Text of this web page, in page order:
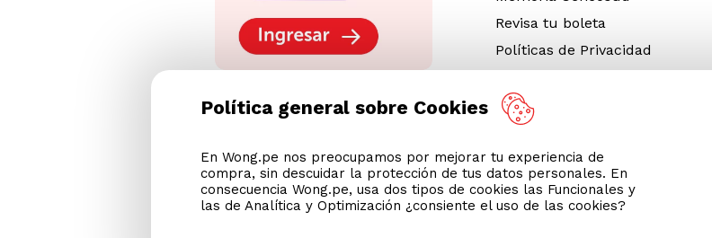
Revisa tu boleta
Políticas de Privacidad
Legales
Código de Ética
Cyber Wong 2026
Decargar App
Política general sobre Cookies
En Wong.pe nos preocupamos por mejorar tu experiencia de
compra, sin descuidar la protección de tus datos personales. En
consecuencia Wong.pe, usa dos tipos de cookies las Funcionales y
las de Analítica y Optimización ¿consiente el uso de las cookies?